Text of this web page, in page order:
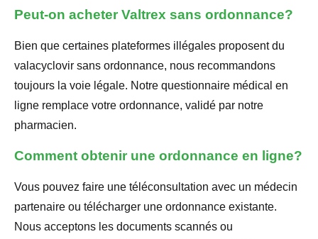
Peut-on acheter Valtrex sans ordonnance?
Bien que certaines plateformes illégales proposent du
valacyclovir sans ordonnance, nous recommandons
toujours la voie légale. Notre questionnaire médical en
ligne remplace votre ordonnance, validé par notre
pharmacien.
Comment obtenir une ordonnance en ligne?
Vous pouvez faire une téléconsultation avec un médecin
partenaire ou télécharger une ordonnance existante.
Nous acceptons les documents scannés ou